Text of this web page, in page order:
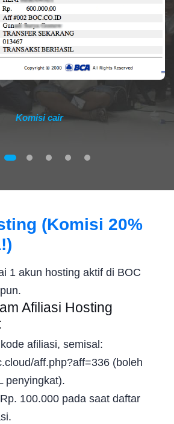
Komisi cair
(Komisi 20%
1 akun hosting aktif di BOC
Afiliasi Hosting
afiliasi, semisal:
aff.php?aff=336 (boleh
penyingkat).
100.000 pada saat daftar